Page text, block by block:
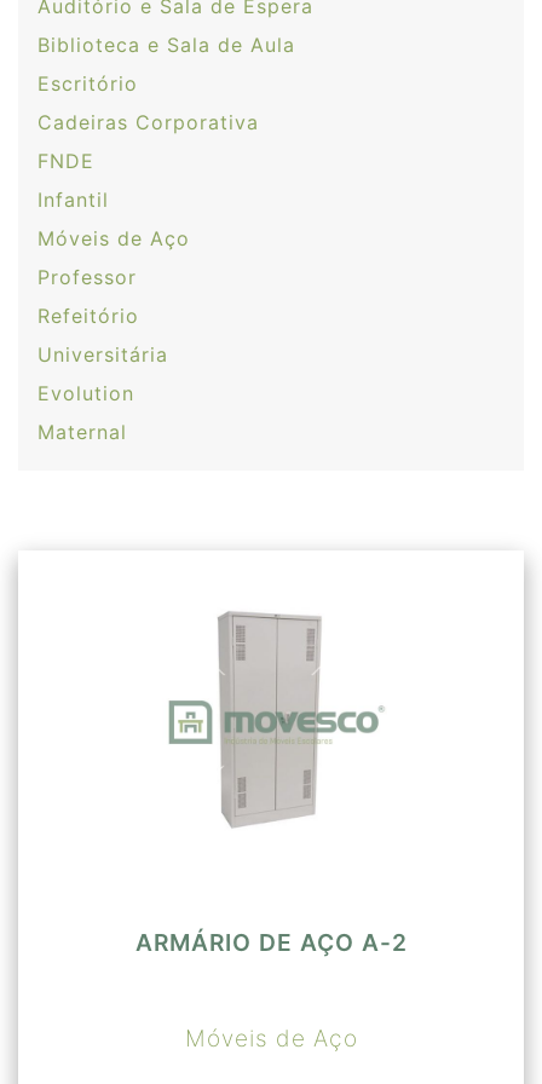
Auditório e Sala de Espera
Biblioteca e Sala de Aula
Escritório
Cadeiras Corporativa
FNDE
Infantil
Móveis de Aço
Professor
Refeitório
Universitária
Evolution
Maternal
ARMÁRIO DE AÇO A-2
Móveis de Aço